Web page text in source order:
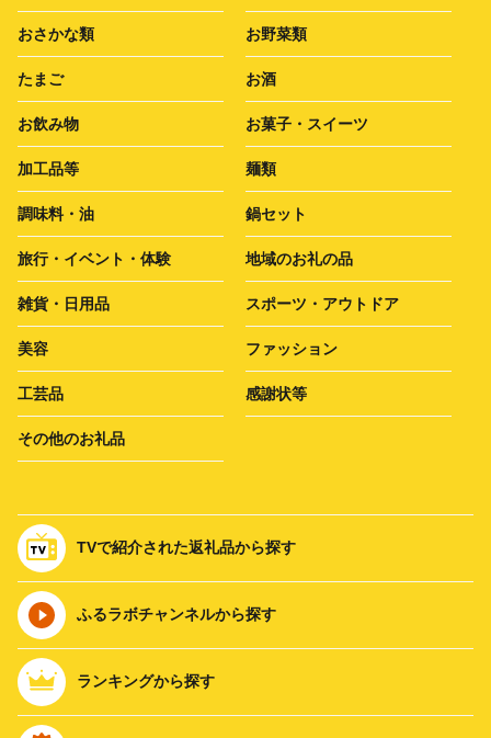
おさかな類 お野菜類
たまご お酒
お飲み物 お菓子・スイーツ
加工品等 麺類
調味料・油 鍋セット
旅行・イベント・体験 地域のお礼の品
雑貨・日用品 スポーツ・アウトドア
美容 ファッション
工芸品 感謝状等
その他のお礼品
TVで紹介された返礼品から探す
ふるラボチャンネルから探す
ランキングから探す